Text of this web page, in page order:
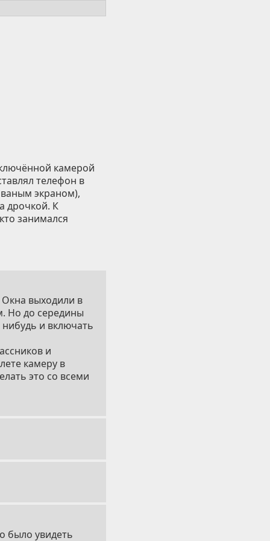
камерой
телефон в
экраном),
дрочкой. К
занимался
Окна выходили в
Но до середины
и включать
и
камеру в
это со всеми
было увидеть